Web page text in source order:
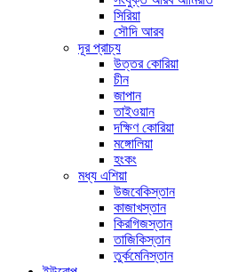
সিরিয়া
সৌদি আরব
দূর প্রাচ্য
উত্তর কোরিয়া
চীন
জাপান
তাইওয়ান
দক্ষিণ কোরিয়া
মঙ্গোলিয়া
হংকং
মধ্য এশিয়া
উজবেকিস্তান
কাজাখস্তান
কিরগিজস্তান
তাজিকিস্তান
তুর্কমেনিস্তান